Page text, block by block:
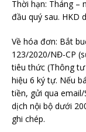
Thời hạn: Tháng –
đầu quý sau. HKD
Về hóa đơn: Bắt
123/2020/NĐ-CP
tiêu thức (Thông
hiệu 6 ký tự. Nếu
tiền, gửi qua
dịch nội bộ dưới
ghi chép.